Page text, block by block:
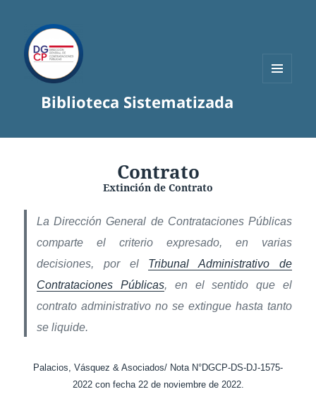
Biblioteca Sistematizada
Contrato
Extinción de Contrato
La Dirección General de Contrataciones Públicas
comparte el criterio expresado, en varias
decisiones, por el Tribunal Administrativo de
Contrataciones Públicas, en el sentido que el
contrato administrativo no se extingue hasta tanto
se liquide.
Palacios, Vásquez & Asociados/ Nota N°DGCP-DS-DJ-1575-
2022 con fecha 22 de noviembre de 2022.